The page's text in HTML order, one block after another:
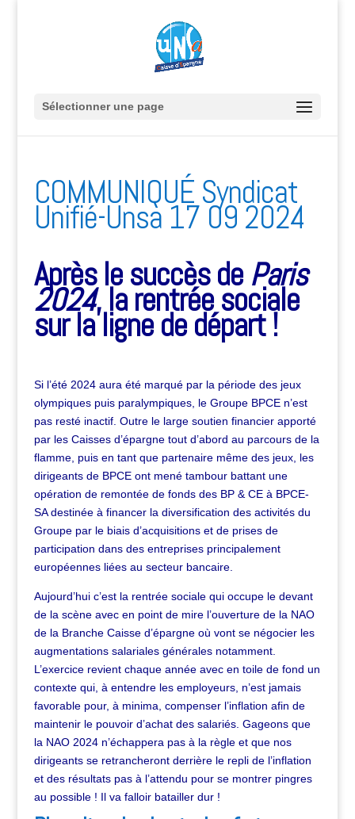
Sélectionner une page
COMMUNIQUÉ Syndicat
Unifié-Unsa 17 09 2024
Après le succès de Paris
2024, la rentrée sociale
sur la ligne de départ !
Si l’été 2024 aura été marqué par la période des jeux
olympiques puis paralympiques, le Groupe BPCE n’est
pas resté inactif. Outre le large soutien financier apporté
par les Caisses d’épargne tout d’abord au parcours de la
flamme, puis en tant que partenaire même des jeux, les
dirigeants de BPCE ont mené tambour battant une
opération de remontée de fonds des BP & CE à BPCE-
SA destinée à financer la diversification des activités du
Groupe par le biais d’acquisitions et de prises de
participation dans des entreprises principalement
européennes liées au secteur bancaire.
Aujourd’hui c’est la rentrée sociale qui occupe le devant
de la scène avec en point de mire l’ouverture de la NAO
de la Branche Caisse d’épargne où vont se négocier les
augmentations salariales générales notamment.
L’exercice revient chaque année avec en toile de fond un
contexte qui, à entendre les employeurs, n’est jamais
favorable pour, à minima, compenser l’inflation afin de
maintenir le pouvoir d’achat des salariés. Gageons que
la NAO 2024 n’échappera pas à la règle et que nos
dirigeants se retrancheront derrière le repli de l’inflation
et des résultats pas à l’attendu pour se montrer pingres
au possible ! Il va falloir batailler dur !